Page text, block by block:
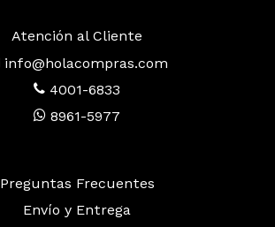
Atención al Cliente
info@holacompras.com
4001-6833
8961-5977
Preguntas Frecuentes
Envío y Entrega